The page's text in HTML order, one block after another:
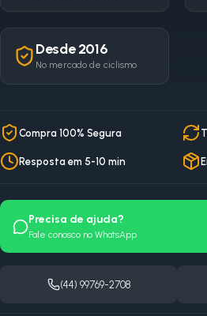
Desde 2016
No mercado de ciclismo
Compra 100% Segura
Resposta em 5-10 min
Precisa de ajuda?
Fale conosco no WhatsApp
(44) 99769-2708